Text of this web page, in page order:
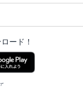
ード！